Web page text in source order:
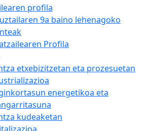
profila
9a baino lehenagoko
Profila
etxebizitzetan eta prozesuetan
energetikoa eta
kudeaketan